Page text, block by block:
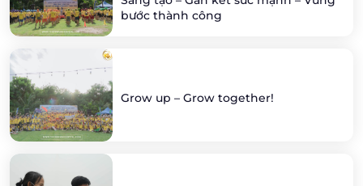
bước thành công
Grow up – Grow together!